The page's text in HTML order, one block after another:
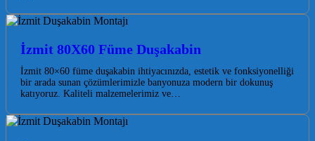
İzmit 80X60 Füme Duşakabin
İzmit 80×60 füme duşakabin ihtiyacınızda, estetik ve fonksiyonelliği
bir arada sunan çözümlerimizle banyonuza modern bir dokunuş
katıyoruz. Kaliteli malzemelerimiz ve…